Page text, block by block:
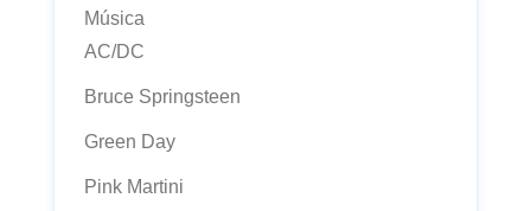
Música
AC/DC
Bruce Springsteen
Green Day
Pink Martini